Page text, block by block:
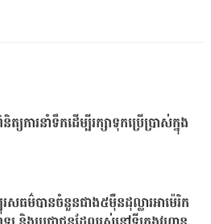
ការនាំទឹកដើម្បីរក្សាទុកប្រើប្រាស់ក្នុង
សធម៌បានចំនួនជាង៥ម៉ឺនដុល្លារអាម៉េរិក